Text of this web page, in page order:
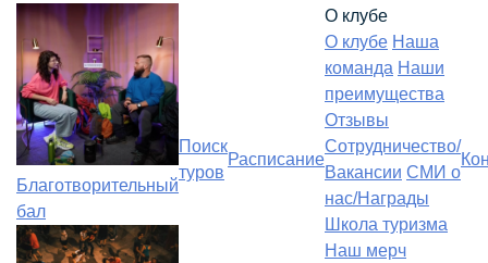
Благотворительный
бал
Поиск
туров
Расписание
О клубе
О клубе Наша
команда Наши
преимущества
Отзывы
Сотрудничество/
Вакансии СМИ о
нас/Награды
Школа туризма
Наш мерч